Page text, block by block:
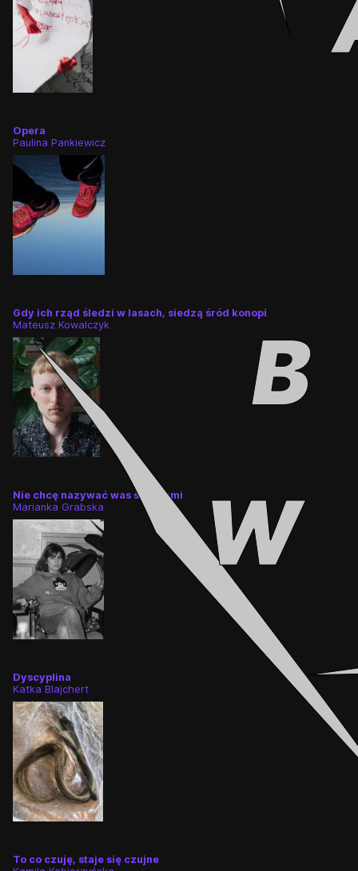
Opera
Paulina Pankiewicz
Gdy ich rząd śledzi w lasach, siedzą śród konopi
Mateusz Kowalczyk
Nie chcę nazywać was sierotami
Marianka Grabska
Dyscyplina
Katka Blajchert
To co czuję, staje się czujne
👌
👎